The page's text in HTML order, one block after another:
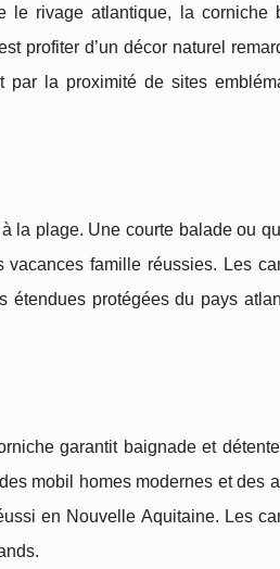
le rivage atlantique, la corniche
profiter d’un décor naturel
par la proximité de sites
la plage. Une courte balade ou
famille réussies. Les
protégées du pays
garantit baignade et
mobil homes modernes et des
en Nouvelle Aquitaine. Les